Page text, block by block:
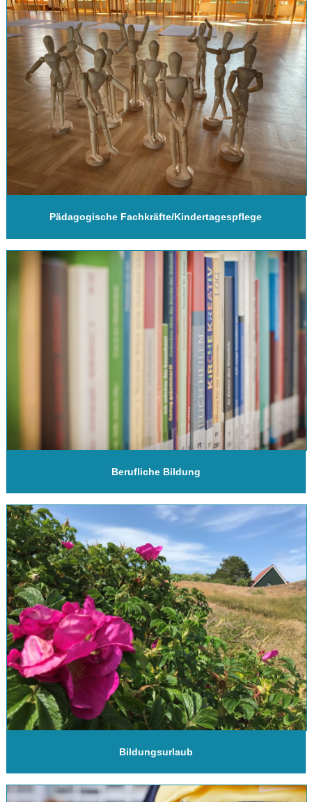
Pädagogische Fachkräfte/Kindertagespflege
Berufliche Bildung
Bildungsurlaub